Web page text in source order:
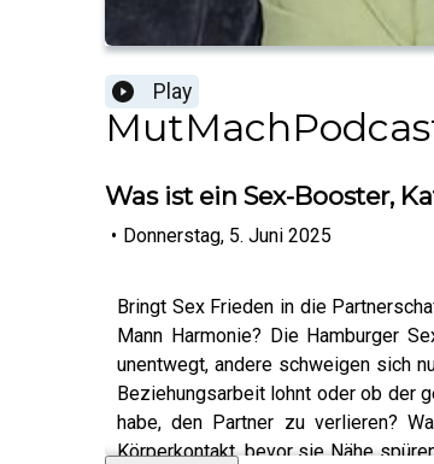
Play
Was ist ein Sex-Booster,
• Donnerstag, 5. Juni 2025
Bringt Sex Frieden in die
Mann Harmonie? Die Hamburger
unentwegt, andere schweigen sich
Beziehungsarbeit lohnt oder ob der
habe, den Partner zu verlieren?
Körperkontakt, bevor sie Nähe